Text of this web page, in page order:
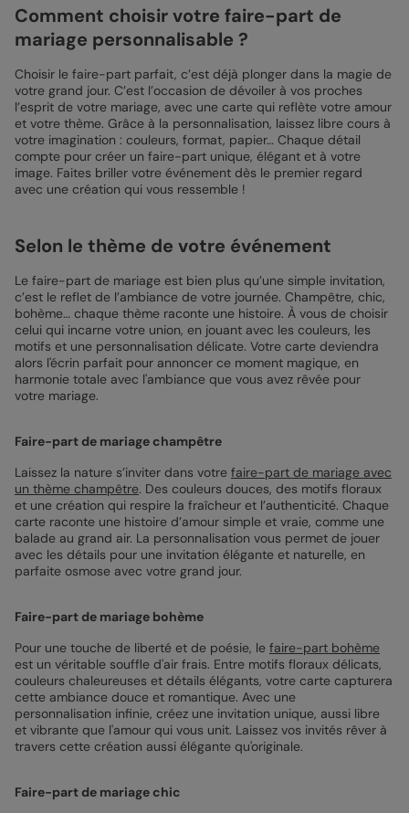
Comment choisir votre faire-part de
mariage personnalisable ?
Choisir le faire-part parfait, c’est déjà plonger dans la magie de
votre grand jour. C’est l’occasion de dévoiler à vos proches
l’esprit de votre mariage, avec une carte qui reflète votre amour
et votre thème. Grâce à la personnalisation, laissez libre cours à
votre imagination : couleurs, format, papier… Chaque détail
compte pour créer un faire-part unique, élégant et à votre
image. Faites briller votre événement dès le premier regard
avec une création qui vous ressemble !
Selon le thème de votre événement
Le faire-part de mariage est bien plus qu’une simple invitation,
c’est le reflet de l’ambiance de votre journée. Champêtre, chic,
bohème… chaque thème raconte une histoire. À vous de choisir
celui qui incarne votre union, en jouant avec les couleurs, les
motifs et une personnalisation délicate. Votre carte deviendra
alors l'écrin parfait pour annoncer ce moment magique, en
harmonie totale avec l'ambiance que vous avez rêvée pour
votre mariage.
Faire-part de mariage champêtre
Laissez la nature s’inviter dans votre faire-part de mariage avec
un thème champêtre. Des couleurs douces, des motifs floraux
et une création qui respire la fraîcheur et l’authenticité. Chaque
carte raconte une histoire d’amour simple et vraie, comme une
balade au grand air. La personnalisation vous permet de jouer
avec les détails pour une invitation élégante et naturelle, en
parfaite osmose avec votre grand jour.
Faire-part de mariage bohème
Pour une touche de liberté et de poésie, le faire-part bohème
est un véritable souffle d'air frais. Entre motifs floraux délicats,
couleurs chaleureuses et détails élégants, votre carte capturera
cette ambiance douce et romantique. Avec une
personnalisation infinie, créez une invitation unique, aussi libre
et vibrante que l'amour qui vous unit. Laissez vos invités rêver à
travers cette création aussi élégante qu'originale.
Faire-part de mariage chic